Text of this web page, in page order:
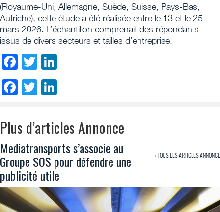
(Royaume-Uni, Allemagne, Suède, Suisse, Pays-Bas,
Autriche), cette étude a été réalisée entre le 13 et le 25
mars 2026. L’échantillon comprenait des répondants
issus de divers secteurs et tailles d’entreprise.
Facebook
Twitter
Facebook
Twitter
Plus d’articles Annonce
+ TOUS LES ARTICLES ANNONCE
Mediatransports s’associe au
Groupe SOS pour défendre une
publicité utile